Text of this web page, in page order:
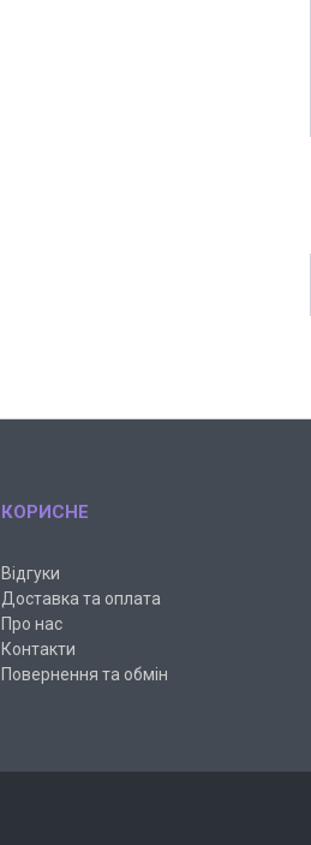
КОРИСНЕ
Відгуки
Доставка та оплата
Про нас
Контакти
Повернення та обмін